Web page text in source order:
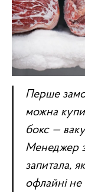
Перше
можна
бокс —
Менеджер
запитала,
офлайні не